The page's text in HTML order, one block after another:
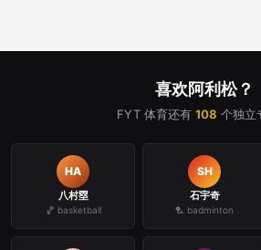
喜欢阿利松？
FYT 体育还有 108 个独立
HA
八村塁
🏀 basketball
SH
石宇奇
🏸 badminton